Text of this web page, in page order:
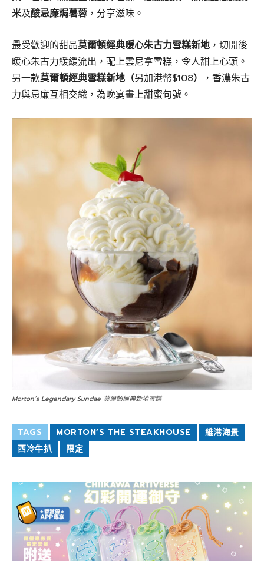
米及酸忌廉焗薯蓉 ，分享滋味。
最受歡迎的甜品莫爾頓經典暖心朱古力雪糕新地 ，切開後
暖心朱古力緩緩流出，配上雲尼拿雪糕，令人甜上心頭。
另一款莫爾頓經典雪糕新地（另加港幣$108）
，香濃朱古
力與忌廉互相交織，為晚宴畫上甜蜜句號。
Morton’s Legendary Sundae 莫爾頓經典新地雪糕
TAGS MORTON’S THE STEAKHOUSE
維港海景
西冷牛扒
限定